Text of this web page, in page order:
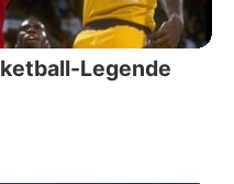
Legende